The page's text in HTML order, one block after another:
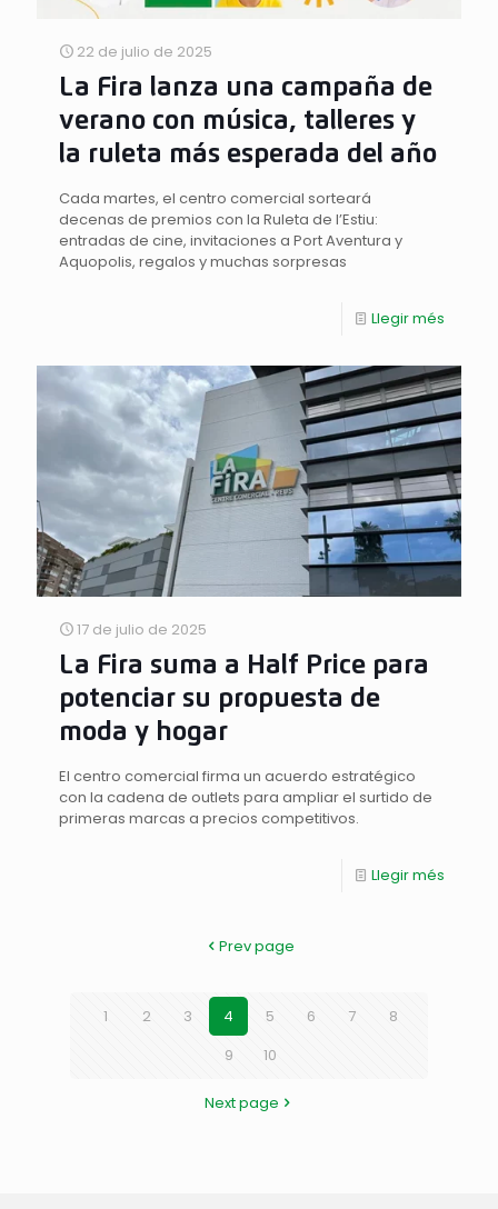
22 de julio de 2025
La Fira lanza una campaña de
verano con música, talleres y
la ruleta más esperada del año
Cada martes, el centro comercial sorteará
decenas de premios con la Ruleta de l’Estiu:
entradas de cine, invitaciones a Port Aventura y
Aquopolis, regalos y muchas sorpresas
Llegir més
17 de julio de 2025
La Fira suma a Half Price para
potenciar su propuesta de
moda y hogar
El centro comercial firma un acuerdo estratégico
con la cadena de outlets para ampliar el surtido de
primeras marcas a precios competitivos.
Llegir més
Prev page
1 2 3 4 5 6 7
8
9
10
Next page